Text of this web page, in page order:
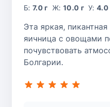
Б:7.0 г Ж: 10.0 г У:4.0
Эта яркая,
яичница с овощами
почувствовать
Болгарии.